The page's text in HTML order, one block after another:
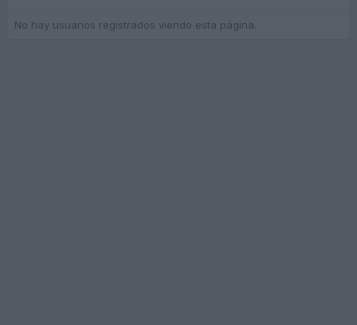
No hay usuarios registrados viendo esta página.